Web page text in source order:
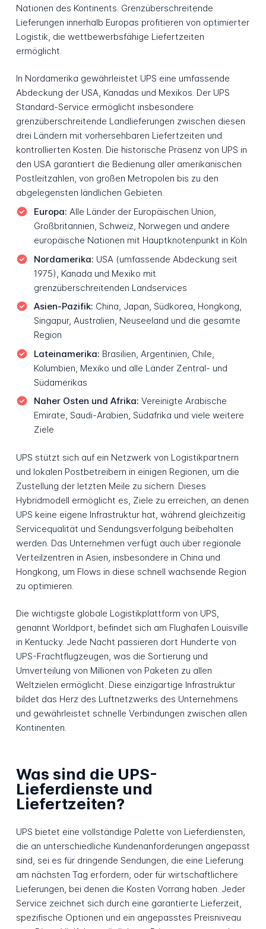
Nationen des Kontinents. Grenzüberschreitende
Lieferungen innerhalb Europas profitieren von optimierter
Logistik, die wettbewerbsfähige Liefertzeiten
ermöglicht.
In Nordamerika gewährleistet UPS eine umfassende
Abdeckung der USA, Kanadas und Mexikos. Der UPS
Standard-Service ermöglicht insbesondere
grenzüberschreitende Landlieferungen zwischen diesen
drei Ländern mit vorhersehbaren Liefertzeiten und
kontrollierten Kosten. Die historische Präsenz von UPS in
den USA garantiert die Bedienung aller amerikanischen
Postleitzahlen, von großen Metropolen bis zu den
abgelegensten ländlichen Gebieten.
Europa: Alle Länder der Europäischen Union,
Großbritannien, Schweiz, Norwegen und andere
europäische Nationen mit Hauptknotenpunkt in Köln
Nordamerika: USA (umfassende Abdeckung seit
1975), Kanada und Mexiko mit
grenzüberschreitenden Landservices
Asien-Pazifik: China, Japan, Südkorea, Hongkong,
Singapur, Australien, Neuseeland und die gesamte
Region
Lateinamerika: Brasilien, Argentinien, Chile,
Kolumbien, Mexiko und alle Länder Zentral- und
Südamerikas
Naher Osten und Afrika: Vereinigte Arabische
Emirate, Saudi-Arabien, Südafrika und viele weitere
Ziele
UPS stützt sich auf ein Netzwerk von Logistikpartnern
und lokalen Postbetreibern in einigen Regionen, um die
Zustellung der letzten Meile zu sichern. Dieses
Hybridmodell ermöglicht es, Ziele zu erreichen, an denen
UPS keine eigene Infrastruktur hat, während gleichzeitig
Servicequalität und Sendungsverfolgung beibehalten
werden. Das Unternehmen verfügt auch über regionale
Verteilzentren in Asien, insbesondere in China und
Hongkong, um Flows in diese schnell wachsende Region
zu optimieren.
Die wichtigste globale Logistikplattform von UPS,
genannt Worldport, befindet sich am Flughafen Louisville
in Kentucky. Jede Nacht passieren dort Hunderte von
UPS-Frachtflugzeugen, was die Sortierung und
Umverteilung von Millionen von Paketen zu allen
Weltzielen ermöglicht. Diese einzigartige Infrastruktur
bildet das Herz des Luftnetzwerks des Unternehmens
und gewährleistet schnelle Verbindungen zwischen allen
Kontinenten.
Was sind die UPS-
Lieferdienste und
Liefertzeiten?
UPS bietet eine vollständige Palette von Lieferdiensten,
die an unterschiedliche Kundenanforderungen angepasst
sind, sei es für dringende Sendungen, die eine Lieferung
am nächsten Tag erfordern, oder für wirtschaftlichere
Lieferungen, bei denen die Kosten Vorrang haben. Jeder
Service zeichnet sich durch eine garantierte Lieferzeit,
spezifische Optionen und ein angepasstes Preisniveau